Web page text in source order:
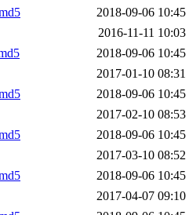
2018-09-06 10:45
2016-11-11 10:03
2018-09-06 10:45
2017-01-10 08:31
2018-09-06 10:45
2017-02-10 08:53
2018-09-06 10:45
2017-03-10 08:52
2018-09-06 10:45
2017-04-07 09:10